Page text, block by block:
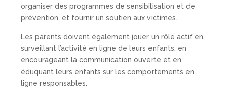
organiser des programmes de sensibilisation et de
prévention, et fournir un soutien aux victimes.
Les parents doivent également jouer un rôle actif en
surveillant l’activité en ligne de leurs enfants, en
encourageant la communication ouverte et en
éduquant leurs enfants sur les comportements en
ligne responsables.